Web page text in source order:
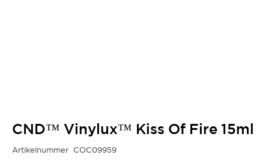
CND™ Vinylux™ Kiss Of Fire 15ml
Artikelnummer COC09959